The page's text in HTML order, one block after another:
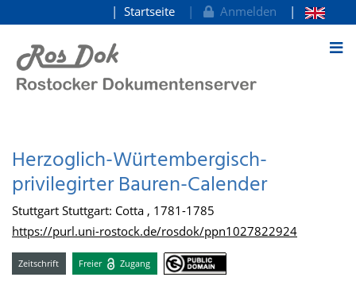
zum Inhalt
Startseite Anmelden
Herzoglich-Würtembergisch-
privilegirter Bauren-Calender
Stuttgart Stuttgart: Cotta , 1781-1785
https://purl.uni-rostock.de/rosdok/ppn1027822924
Zeitschrift Freier Zugang